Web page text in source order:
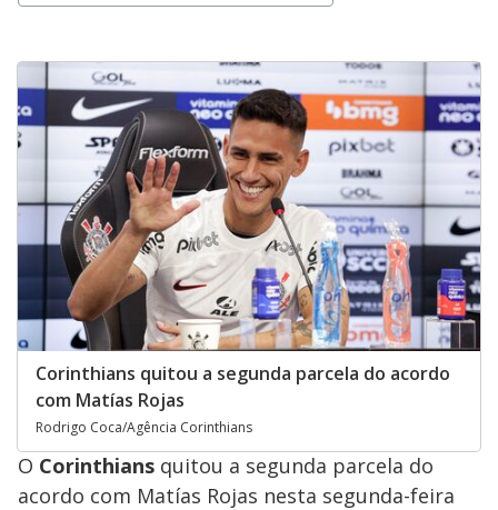
Corinthians quitou a segunda parcela do acordo
com Matías Rojas
Rodrigo Coca/Agência Corinthians
O Corinthians quitou a segunda parcela do
acordo com Matías Rojas nesta segunda-feira